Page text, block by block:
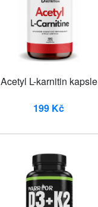
Acetyl L-karnitin kapsle
199 Kč